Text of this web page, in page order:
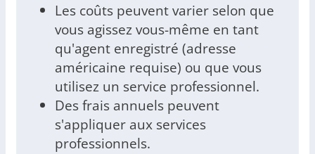
Les coûts peuvent varier selon que
vous agissez vous-même en tant
qu'agent enregistré (adresse
américaine requise) ou que vous
utilisez un service professionnel.
Des frais annuels peuvent
s'appliquer aux services
professionnels.